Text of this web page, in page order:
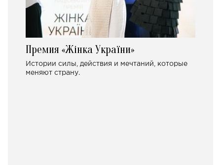
Премия «Жінка України»
Истории силы, действия и мечтаний, которые
меняют страну.